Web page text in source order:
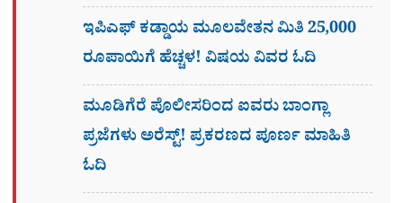
ಇಪಿಎಫ್ ಕಡ್ಡಾಯ ಮೂಲವೇತನ ಮಿತಿ 25,000
ರೂಪಾಯಿಗೆ ಹೆಚ್ಚಳ! ವಿಷಯ ವಿವರ ಓದಿ
ಮೂಡಿಗೆರೆ ಪೊಲೀಸರಿಂದ ಐವರು ಬಾಂಗ್ಲಾ
ಪ್ರಜೆಗಳು ಅರೆಸ್ಟ್! ಪ್ರಕರಣದ ಪೂರ್ಣ ಮಾಹಿತಿ
ಓದಿ